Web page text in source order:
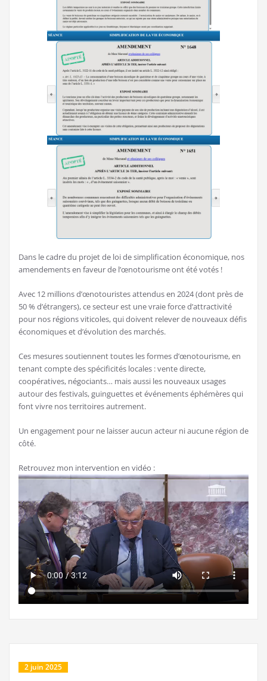
Dans le cadre du projet de loi de simplification économique, nos
amendements en faveur de l’œnotourisme ont été votés !
Avec 12 millions d’œnotouristes attendus en 2024 (dont près de
50 % d’étrangers), ce secteur est une vraie force d’attractivité
pour nos régions viticoles, qui doivent relever de nouveaux défis
économiques et d’évolution des marchés.
Ces mesures soutiennent toutes les formes d’œnotourisme, en
tenant compte des spécificités locales : vente directe,
coopératives, négociants… mais aussi les nouveaux usages
autour des festivals, guinguettes et événements éphémères qui
font vivre nos territoires autrement.
Un engagement pour ne laisser aucun acteur ni aucune région de
côté.
Retrouvez mon intervention en vidéo :
2 juin 2025